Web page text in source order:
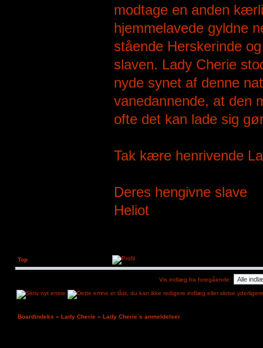
modtage en anden
hjemmelavede gyldne
stående Herskerinde
slaven. Lady Cherie
nyde synet af denne
vanedannende, at den
ofte det kan lade sig
Tak kære henrivende
Deres hengivne slave
Heliot
Top
Vis indlæg fra foregående:
Boardindeks » Lady Cherie » Lady Cherie´s anmeldelser